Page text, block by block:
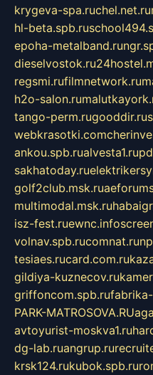
krygeva-spa.ruchel.net.ru
hl-beta.spb.ru
epoha-metalband.ru
dieselvostok.ru
regsmi.rufilmnetwork.ru
h2o-salon.ru
tango-perm.rugooddir.ru
webkrasotki.com
ankou.spb.rualvesta1.ru
sakhatoday.ru
golf2club.msk.ru
multimodal.msk.ru
isz-fest.ruewnc.info
volnav.spb.rucomnat.ru
tesiaes.rucard.com.ru
gildiya-kuznecov.ru
griffoncom.spb.ru
PARK-MATROSOVA.RU
avtoyurist-moskva1.ru
dg-lab.ruangrup.ru
krsk124.rukubok.spb.ru